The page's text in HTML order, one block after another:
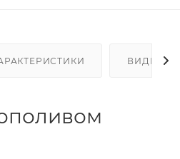
ВИДЕО